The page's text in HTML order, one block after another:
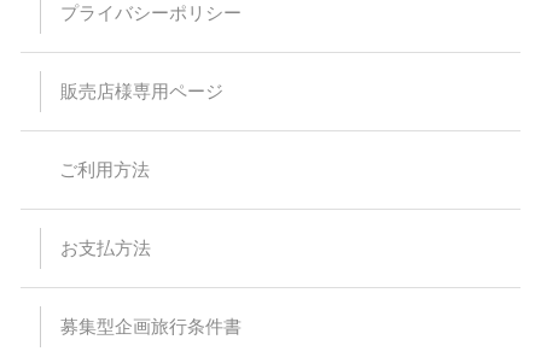
乳児（0～1歳）の方はバス乗車中のシートベルト着用が困難な
予約時の集客状況によりご希望の乗下車地をお取りすることが
特に記載のない限り、バス車内にトイレはついておりません。
バスの乗車運賃は予告なく変更になる場合があります。予約受
付後または旅行代金をお支払い頂いた後に運賃が変更された場
ちすることは出来ません。停留所または集合場所に時間までに
お見えにならない場合でもバス乗務員及び受付係員からのご連
場所にて停留所の案内を致します。尚、受付を済ませた後でも
プライバシーポリシー
販売店様専用ページ
ご利用方法
お支払方法
募集型企画旅行条件書